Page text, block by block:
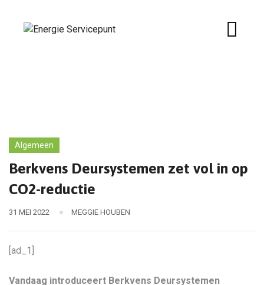
content
Algemeen
Berkvens Deursystemen zet vol in op
CO2-reductie
31 MEI 2022 MEGGIE HOUBEN
[ad_1]
Vandaag introduceert Berkvens Deursystemen